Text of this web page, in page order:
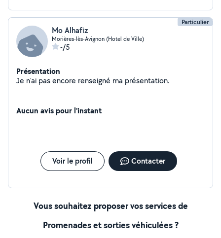
Particulier
Mo Alhafiz
Morières-lès-Avignon (Hotel de Ville)
-/5
Présentation
Je n'ai pas encore renseigné ma présentation.
Aucun avis pour l'instant
Voir le profil Contacter
Vous souhaitez proposer vos services de
Promenades et sorties véhiculées ?